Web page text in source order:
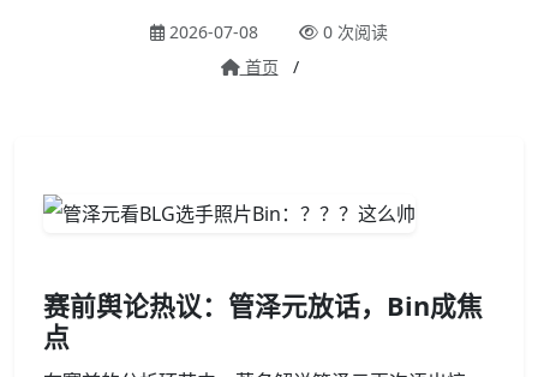
2026-07-08
0 次阅读
首页
/
赛前舆论热议：管泽元放话，Bin成焦
点